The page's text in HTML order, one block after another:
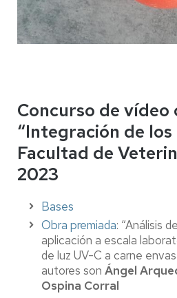
Concurso de vídeo
“Integración de los
Facultad de
2023
Bases
Obra premiada: “Análisis
aplicación a escala
de luz UV-C a carne
autores son Ángel
Ospina Corral